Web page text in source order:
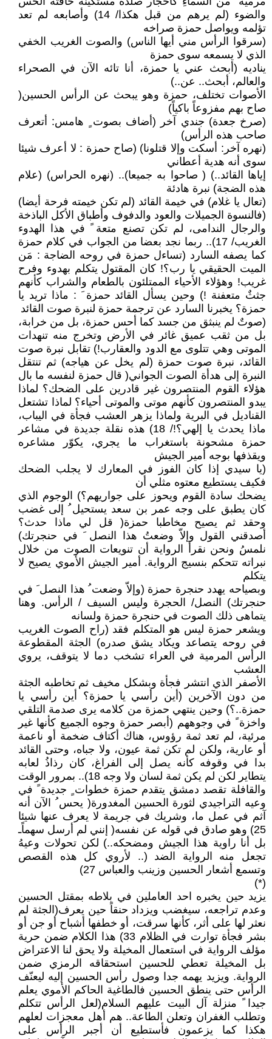
والضوء (لم يرهم من قبل هكذا/ 14) وأصابعه لم تعد
تؤلمه ويواصل حمزة صراخه
(سرقوا الرأس مني أيها الناس) والصوت الغريب الخفي
الذي لا يسمعه سوى حمزة
يناديه (أبحث عني يا حمزة، أنا تائه الآن في الصحراء
والعالم، أبحث.. عن..)
الأصوات تختلف، حمزة وهو يبحث عن الرأس الحسين(
صاح بهم مفزوعاً باكياً)
(صرخ جعدة) جندي آخر (أضاف بصوت ٍ هامس: أتعرف
صاحب هذه الرأس)
(نهره آخر: أسكت وإلا قتلونا) (صاح حمزة : لا أعرف شيئا
سوى أنه هدية أعطاني
إياها القائد..) ( صاحوا به جميعا).. (نهره الحراس) (علام
هذه الضجة) نبرة هادئة
(تعال يا غلام) في خيمة القائد (لم تكن خيمته فرحة أيضا)
(فالنسوة الجميلات والعود والدفوف وأطباق الأكل الباذخة
والرجال الندامى، لم تكن تصنع متعة ً في هذا الهدوء
الغريب/ 17).. ربما نجد بعضا من الجواب في كلام حمزة
كما يصفه السارد (تساءل حمزة في روحه الضاجة : مَن
الميت الحقيقي يا رب؟! كان المقتول يتكلم بهدوء وفرح
غريب! وهؤلاء الأحياء الممتلئون بالطعام والشراب كأنهم
جثثٌ متعفنة !) وحين يسأل القائد حمزة َ : ماذا تريد يا
حمزة؟ يخبرنا السارد عن ترجمة حمزة لنبرة صوت القائد
(صوتٌ لم ينبثق من جسد كما أحس حمزة، بل من خرابة،
بل من ثقب عميق غائر في الأرض وتخرج منه تنهدات
الموتى وهي تتلوى مع الدود والعقارب!) تقابل نبرة صوت
القائد، نبرة صوت حمزة (لم يخل عن هياجه) ثم تنتقل
النبرة إلى هدأة الصوت الجواني( قال حمزة لنفسه ما بال
هؤلاء القوم المنتصرون غير قادرين على الضحك؟ لماذا
يبدو المنتصرون كأنهم موتى والموتى أحياء؟ لماذا تشتعل
القناديل في البرية ولماذا يزهر العشب فجأة في اليباب،
ماذا يحدث يا إلهي؟!/ 18) هذه نقلة جديدة في مشاعر
حمزة مشحونة باستغراب ما يجري، يكوّر مشاعره
ويقذفها بوجه أمير الجيش
(يا سيدي إذا كان الفوز في المعارك لا يجلب الضحك
فكيف يستطيع معتوه مثلي أن
يضحك سادة القوم ويحوز على جواريهم؟) الوجوم الذي
كان يطبق على وجه عمر بن سعد يستحيل ُ إلى غضب
وحقد ثم يصيح مخاطبا حمزة( قل لي ماذا حدث؟
أصدقني القول وإلاّ وضعتُ هذا النصل َ في حنجرتك)
نلمسُ ونحن نقرأ الرواية أن تنويعات الصوت من خلال
نبراته تتحكم بنسيج الرواية. أمير الجيش الأموي يصيح لا
يتكلم
وبصياحه يهدد حنجرة حمزة (وإلاّ وضعت ُ هذا النصل َ في
حنجرتك) النصل/ الحجرة وليس السيف / الرأس. وهنا
يتماهى ذلك الصوت في حنجرة حمزة ولسانه
ويشعر حمزة ليس هو المتكلم فقد (راح الصوت الغريب
في روحه يتصاعد ويكاد يشق صدره) الجثة المقطوعة
الرأس المرمية في العراء تشخب دما لا يتوقف، يروي
العشب
الأصفر الذي انتشر فجأة وبشكل مخيف ثم تخاطبه الجثة
من دون الآخرين (أين رأسي يا حمزة؟ أين رأسي يا
حمزة..؟) وحين ينتهي حمزة من كلامه يرى صدمة التلقي
واخزة ً في وجوههم (أبصر حمزة وجوه الجميع كأنها غير
مرئية، لم تعد ثمة رؤوس، هناك أكتاف ضخمة أو ناعمة
أو عارية، ولكن لم تكن ثمة عيون، ولا جباه، وحتى القائد
بدا في وقوفه كأنه يصل إلى الفراغ، كان رذاذُ لعابه
يتطاير لكن لم يكن ثمة لسان ولا وجه 18).. بمرور الوقت
والقافلة تقصد دمشق يتقدم حمزة خطوات ٍ جديدة ً في
وعيه التراجيدي لثورة الحسين المغدورة( يحس ُ الآن أنه
آثم في عمل ما، وشريك في جريمة لا يعرف عنها شيئا
25) وهو صادق في قوله عن نفسه( إنني لم أرسل سهماًـ
بل أنا راوية هذا الجيش ومضحكه..) لكن تحولات وعيهُ
تجعل منه الرواية الضد (.. لأروي كل هذه القصص
وتسمع أشعار الحسين وزينب والعباس 27)
(*)
يزيد حين يخبره احد العاملين في بلاطه بمقتل الحسين
وعدم تراجعه، سيغضب ويزداد حنقاً حين يعرف(الجثة لم
نعثر لها على أثر، كأنها سرقت، أو خطفها أشباح أو جن أو
بشر فجأة توارت في الظلام 33) هذا الكلام ضمن حرية
مؤلف الرواية في استعمال المخيلة ولا يحق لنا الاعتراض
بل المخيلة تعطي للحسين استحقاقه الرمزي ضمن
الرواية. ويزيد يهمه جدا وصول رأس الحسين إليه ليعنّف
الرأس حتى ينطق الحسين فالطاغية الحاكم الأموي يعلم
جيدا ً منزلة آل البيت عليهم السلام(لعل الرأس تتكلم
وتطلب الغفران وتعلن الطاعة.. هم أهل معجزات لعلهم
هكذا كما يزعمون فأستطيع أن أجبر الرأس على